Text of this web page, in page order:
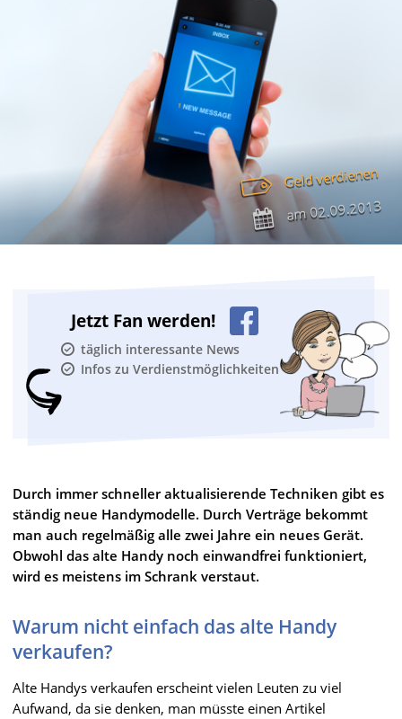
Geld verdienen
am02.09.2013
Jetzt Fan werden!
täglich interessante News
Infos zu Verdienstmöglichkeiten
Durch immer schneller aktualisierende Techniken gibt es
ständig neue Handymodelle. Durch Verträge bekommt
man auch regelmäßig alle zwei Jahre ein neues Gerät.
Obwohl das alte Handy noch einwandfrei funktioniert,
wird es meistens im Schrank verstaut.
Warum nicht einfach das alte Handy
verkaufen?
Alte Handys verkaufen erscheint vielen Leuten zu viel
Aufwand, da sie denken, man müsste einen Artikel